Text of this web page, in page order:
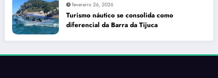
fevereiro 26, 2026
Turismo náutico se consolida como
diferencial da Barra da Tijuca